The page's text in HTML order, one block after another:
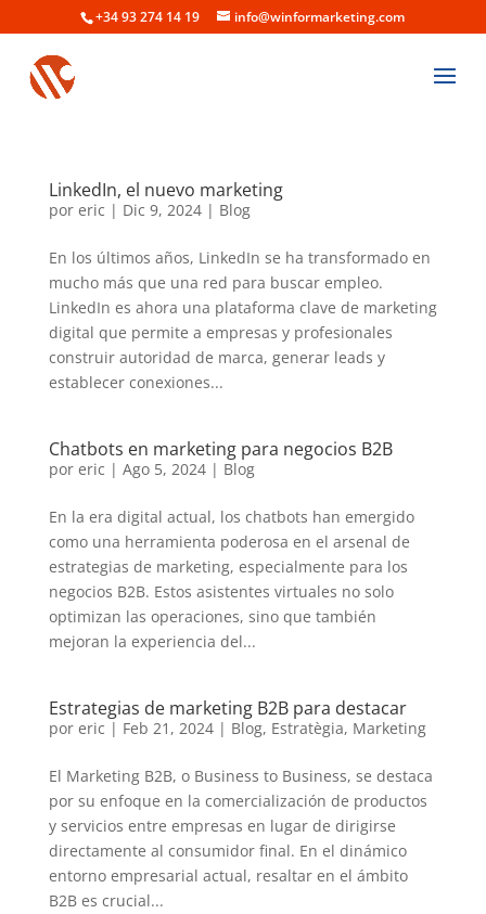
+34 93 274 14 19 info@winformarketing.com
LinkedIn, el nuevo marketing
por eric | Dic 9, 2024| Blog
En los últimos años, LinkedIn se ha transformado en
mucho más que una red para buscar empleo.
LinkedIn es ahora una plataforma clave de marketing
digital que permite a empresas y profesionales
construir autoridad de marca, generar leads y
establecer conexiones...
Chatbots en marketing para negocios B2B
por eric | Ago 5, 2024| Blog
En la era digital actual, los chatbots han emergido
como una herramienta poderosa en el arsenal de
estrategias de marketing, especialmente para los
negocios B2B. Estos asistentes virtuales no solo
optimizan las operaciones, sino que también
mejoran la experiencia del...
Estrategias de marketing B2B para destacar
por eric | Feb 21, 2024| Blog, Estratègia, Marketing
El Marketing B2B, o Business to Business, se destaca
por su enfoque en la comercialización de productos
y servicios entre empresas en lugar de dirigirse
directamente al consumidor final. En el dinámico
entorno empresarial actual, resaltar en el ámbito
B2B es crucial...